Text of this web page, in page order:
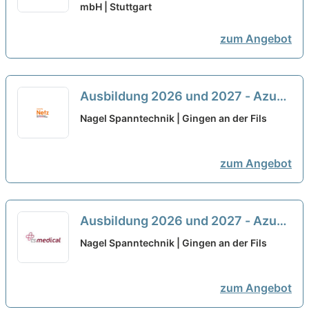
mbH | Stuttgart
zum Angebot
Ausbildung 2026 und 2027 - Azubi
Werkzeugmechaniker:in (m/w/d)
Nagel Spanntechnik | Gingen an der Fils
zum Angebot
Ausbildung 2026 und 2027 - Azubi
Werkzeugmechaniker:in (m/w/d)
Nagel Spanntechnik | Gingen an der Fils
zum Angebot